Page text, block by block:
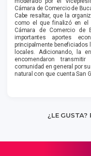
Cámara de Comercio de
Cabe resaltar, que la
como el que finalizó en el
Cámara de Comercio de
importantes aportes
principalmente beneficiados
locales. Adicionando, la
encomendaron
comunidad en general por
natural con que cuenta San
¿LE GUSTA?